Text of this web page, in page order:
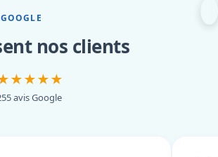
nos clients
avis Google